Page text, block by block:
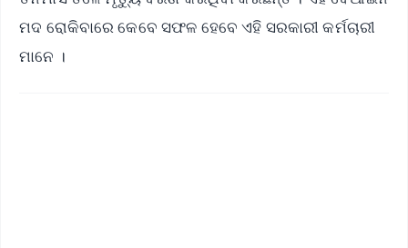
ମଦ ରୋକିବାରେ କେବେ ସଫଳ ହେବେ ଏହି ସରକାରୀ କର୍ମଚାରୀ
ମାନେ ।